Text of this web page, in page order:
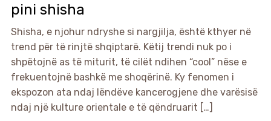
pini shisha
Shisha, e njohur ndryshe si nargjilja, është kthyer në
trend për të rinjtë shqiptarë. Këtij trendi nuk po i
shpëtojnë as të miturit, të cilët ndihen “cool” nëse e
frekuentojnë bashkë me shoqërinë. Ky fenomen i
ekspozon ata ndaj lëndëve kancerogjene dhe varësisë
ndaj një kulture orientale e të qëndruarit […]